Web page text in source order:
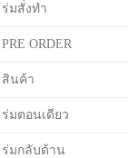
ร่มสั่งทำ
PRE ORDER
สินค้า
ร่มตอนเดียว
ร่มกลับด้าน